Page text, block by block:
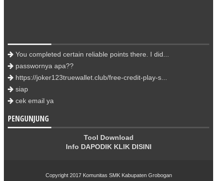
You completed certain reliable points there. I did...
passwornya apa??
https://joker123truewallet.club/free-credit-play-s...
siap
cek email ya
PENGUNJUNG
Tool Download
Info DAPODIK KLIK DISINI
Copyright 2017 Komunitas SMK Kabupaten Grobogan